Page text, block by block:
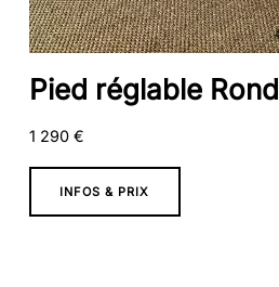
Pied réglable Rond
1 290 €
INFOS & PRIX